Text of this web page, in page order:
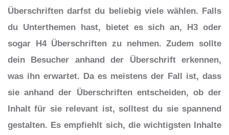
Überschriften darfst du beliebig viele wählen. Falls
du Unterthemen hast, bietet es sich an, H3 oder
sogar H4 Überschriften zu nehmen. Zudem sollte
dein Besucher anhand der Überschrift erkennen,
was ihn erwartet. Da es meistens der Fall ist, dass
sie anhand der Überschriften entscheiden, ob der
Inhalt für sie relevant ist, solltest du sie spannend
gestalten. Es empfiehlt sich, die wichtigsten Inhalte